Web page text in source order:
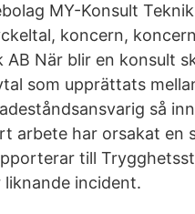
MY-Konsult
koncern,
När blir en konsult
som upprättats
så
arbete har orsakat en
till
incident.